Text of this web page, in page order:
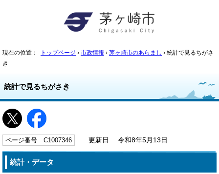
現在の位置： トップページ › 市政情報 › 茅ヶ崎市のあらまし › 統計で見るちがさ
き
統計で見るちがさき
ページ番号 C1007346 更新日 令和8年5月13日
統計・データ